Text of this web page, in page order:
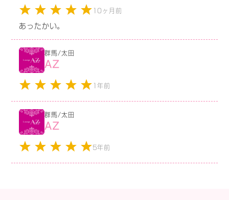
10ヶ月前
あったかい。
群馬/太田
AZ
1年前
群馬/太田
AZ
5年前